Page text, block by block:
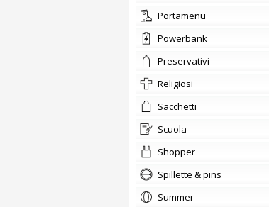
Portamenu
Powerbank
preservativi
Religiosi
sacchetti
scuola
shopper
Spillette & pins
summer